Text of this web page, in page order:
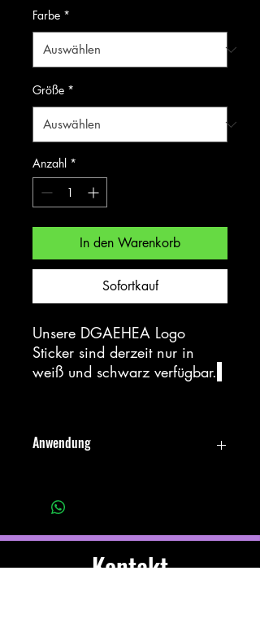
Farbe *
Größe *
Anzahl *
In den Warenkorb
Sofortkauf
Unsere DGAEHEA Logo
Sticker sind derzeit nur in
weiß und schwarz verfügbar.
Anwendung
auf eine am besten glatte Öberflache
kleben. Wenn der Sticker klebt, mit den
Fingern oder einem Rakel glatt
abziehen.
Kontakt